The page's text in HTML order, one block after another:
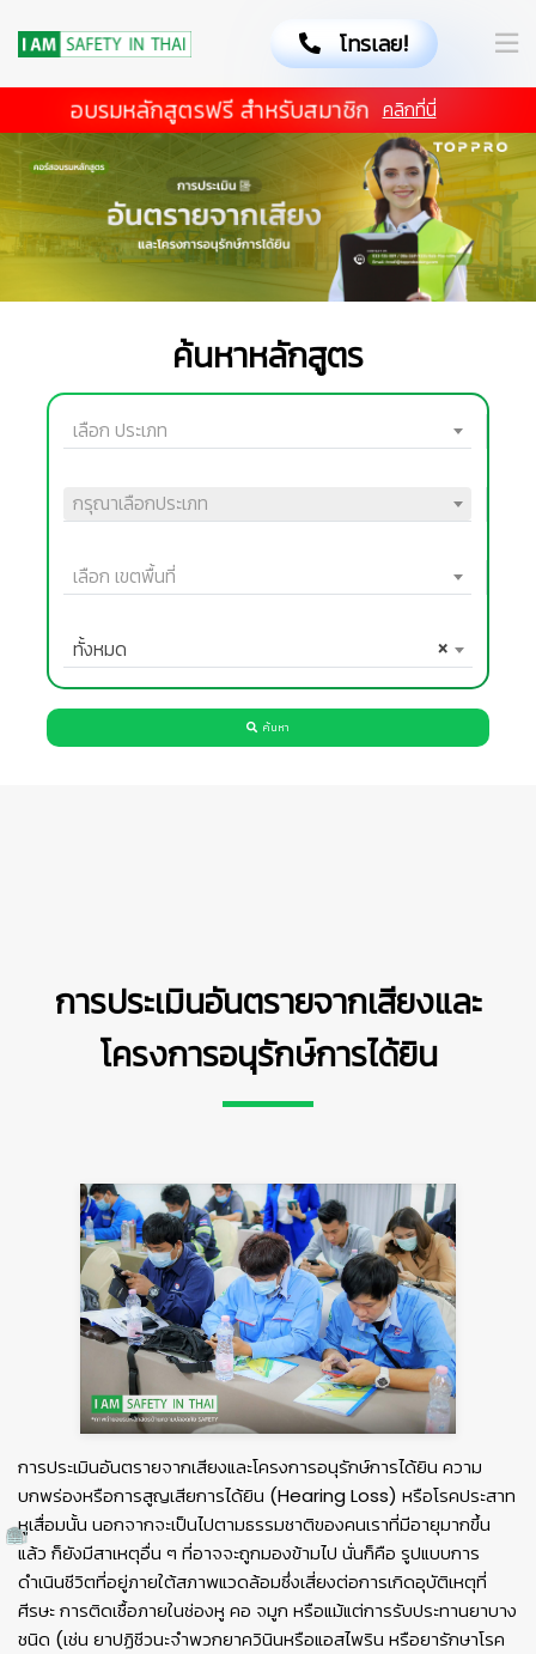
โทรเลย!
อบรมหลักสูตรฟรี สำหรับสมาชิก คลิกที่นี่
ค้นหาหลักสูตร
เลือก ประเภท
กรุณาเลือกประเภท
เลือก เขตพื้นที่
×
ทั้งหมด
ค้นหา
การประเมินอันตรายจากเสียงและ
โครงการอนุรักษ์การได้ยิน
การประเมินอันตรายจากเสียงและโครงการอนุรักษ์การได้ยิน ความ
บกพร่องหรือการสูญเสียการได้ยิน (Hearing Loss) หรือโรคประสาท
หูเสื่อมนั้น นอกจากจะเป็นไปตามธรรมชาติของคนเราที่มีอายุมากขึ้น
แล้ว ก็ยังมีสาเหตุอื่น ๆ ที่อาจจะถูกมองข้ามไป นั่นก็คือ รูปแบบการ
ดำเนินชีวิตที่อยู่ภายใต้สภาพแวดล้อมซึ่งเสี่ยงต่อการเกิดอุบัติเหตุที่
ศีรษะ การติดเชื้อภายในช่องหู คอ จมูก หรือแม้แต่การรับประทานยาบาง
ชนิด (เช่น ยาปฏิชีวนะจำพวกยาควินินหรือแอสไพริน หรือยารักษาโรค